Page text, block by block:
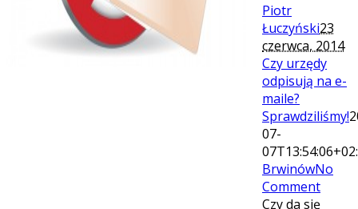
Piotr
Łuczyński23
czerwca, 2014
Czy urzędy
odpisują na e-
maile?
Sprawdziliśmy!
07-
BrwinówNo
Comment
Czy da się